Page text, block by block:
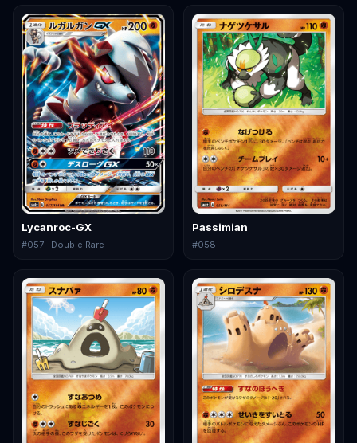
Lycanroc-GX
#057 · Double Rare
Passimian
#058